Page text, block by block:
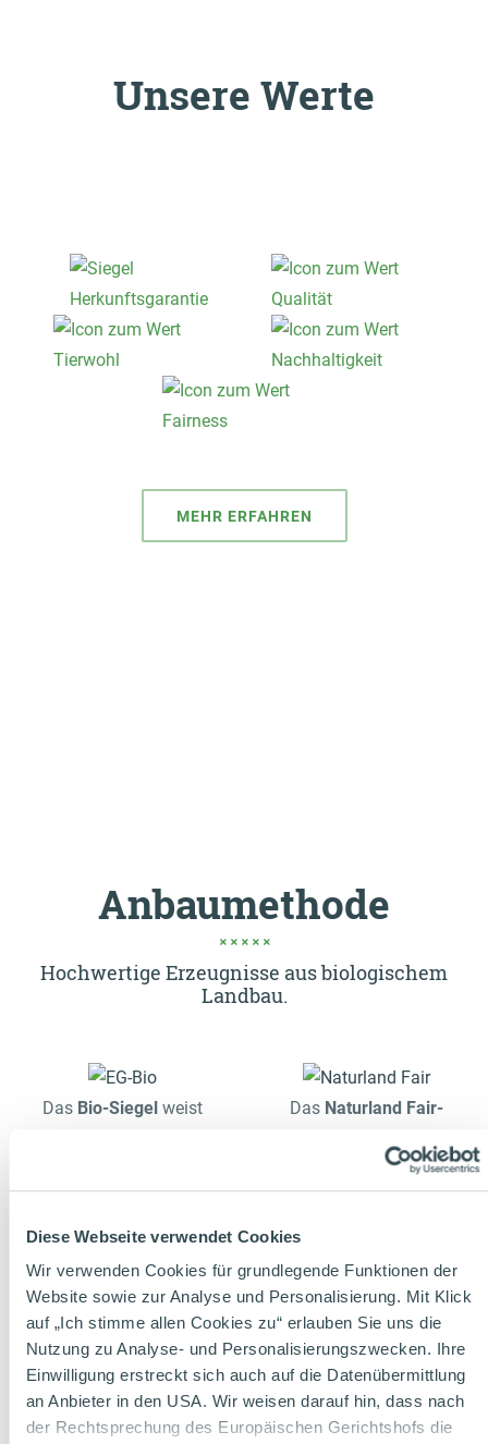
Diese Webseite verwendet Cookies
Wir verwenden Cookies für grundlegende Funktionen der
Website sowie zur Analyse und Personalisierung. Mit Klick
auf „Ich stimme allen Cookies zu“ erlauben Sie uns die
Nutzung zu Analyse- und Personalisierungszwecken. Ihre
Einwilligung erstreckt sich auch auf die Datenübermittlung
an Anbieter in den USA. Wir weisen darauf hin, dass nach
der Rechtsprechung des Europäischen Gerichtshofs die
Unsere Werte
MEHR ERFAHREN
Anbaumethode
Hochwertige Erzeugnisse aus biologischem
Landbau.
Das Bio-Siegelweist
garantiert die kontrollierte
Erzeugung und Produktion
von Bio-Waren
entsprechend derEG-Bio-
Verordnung. Kontrollstelle:
DE-ÖKO-037
Das Naturland Fair-
Zusammenarbeit mit
Mitarbeitern und
Verbrauchern.